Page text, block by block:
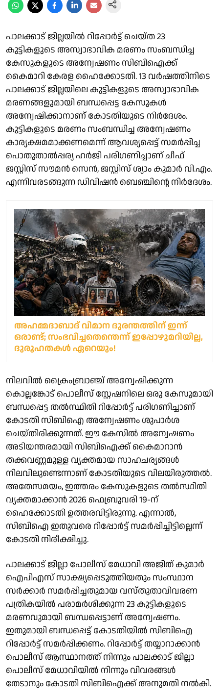
പാലക്കാട് ജില്ലയില്‍ റിപ്പോര്‍ട്ട് ചെയ്ത 23
കുട്ടികളുടെ അസ്വാഭാവിക മരണം സംബന്ധിച്ച
കേസുകളുടെ അന്വേഷണം സിബിഐക്ക്
കൈമാറി കേരള ഹൈക്കോടതി. 13 വര്‍ഷത്തിനിടെ
പാലക്കാട് ജില്ലയിലെ കുട്ടികളുടെ അസ്വാഭാവിക
മരണങ്ങളുമായി ബന്ധപ്പെട്ട കേസുകള്‍
അന്വേഷിക്കാനാണ് കോടതിയുടെ നിര്‍ദേശം.
കുട്ടികളുടെ മരണം സംബന്ധിച്ച അന്വേഷണം
കാര്യക്ഷമമാക്കണമെന്ന് ആവശ്യപ്പെട്ട് സമര്‍പ്പിച്ച
പൊതുതാല്‍പ്പര്യ ഹര്‍ജി പരിഗണിച്ചാണ് ചീഫ്
ജസ്റ്റിസ് സൗമന്‍ സെന്‍, ജസ്റ്റിസ് ശ്യാം കുമാര്‍ വി.എം.
എന്നിവരടങ്ങുന്ന ഡിവിഷന്‍ ബെഞ്ചിന്റെ നിര്‍ദേശം.
അഹമ്മദാബാദ് വിമാന ദുരന്തത്തിന് ഇന്ന്
ഒരാണ്ട്; സംഭവിച്ചതെന്തെന്ന് ഇപ്പോഴുമറിയില്ല,
ദുരൂഹതകൾ ഏറെയും!
നിലവില്‍ ക്രൈംബ്രാഞ്ച് അന്വേഷിക്കുന്ന
കൊല്ലങ്കോട് പൊലീസ് സ്റ്റേഷനിലെ ഒരു കേസുമായി
ബന്ധപ്പെട്ട തല്‍സ്ഥിതി റിപ്പോര്‍ട്ട് പരിഗണിച്ചാണ്
കോടതി സിബിഐ അന്വേഷണം ശുപാര്‍ശ
ചെയ്തിരിക്കുന്നത്. ഈ കേസില്‍ അന്വേഷണം
അടിയന്തരമായി സിബിഐക്ക് കൈമാറാന്‍
തക്കവണ്ണമുള്ള വ്യക്തമായ സാഹചര്യങ്ങള്‍
നിലവിലുണ്ടെന്നാണ് കോടതിയുടെ വിലയിരുത്തല്‍.
അതേസമയം, ഇത്തരം കേസുകളുടെ തല്‍സ്ഥിതി
വ്യക്തമാക്കാന്‍ 2026 ഫെബ്രുവരി 19-ന്
ഹൈക്കോടതി ഉത്തരവിട്ടിരുന്നു. എന്നാല്‍,
സിബിഐ ഇതുവരെ റിപ്പോര്‍ട്ട് സമര്‍പ്പിച്ചിട്ടില്ലെന്ന്
കോടതി നിരീക്ഷിച്ചു.
പാലക്കാട് ജില്ലാ പോലീസ് മേധാവി അജിത് കുമാര്‍
ഐപിഎസ് സാക്ഷ്യപ്പെടുത്തിയതും സംസ്ഥാന
സര്‍ക്കാര്‍ സമര്‍പ്പിച്ചതുമായ വസ്തുതാവിവരണ
പത്രികയില്‍ പരാമര്‍ശിക്കുന്ന 23 കുട്ടികളുടെ
മരണവുമായി ബന്ധപ്പെട്ടാണ് അന്വേഷണം.
ഇതുമായി ബന്ധപ്പെട്ട് കോടതിയില്‍ സിബിഐ
റിപ്പോര്‍ട്ട് സമര്‍പ്പിക്കണം. റിപ്പോര്‍ട്ട് തയ്യാറാക്കാന്‍
പൊലീസ് ആസ്ഥാനത്ത് നിന്നും പാലക്കാട് ജില്ലാ
പൊലീസ് മേധാവിയില്‍ നിന്നും വിവരങ്ങള്‍
തേടാനും കോടതി സിബിഐക്ക് അനുമതി നല്‍കി.